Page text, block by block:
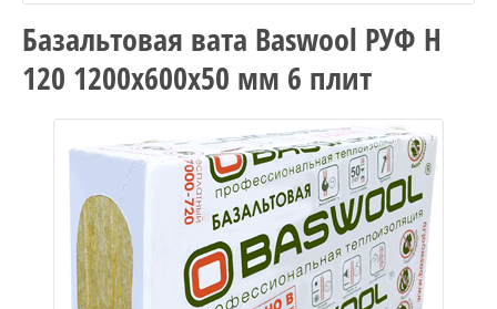
Базальтовая вата Baswool РУФ Н
120 1200х600х50 мм 6 плит